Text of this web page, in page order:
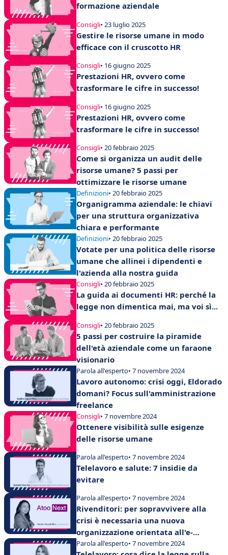
formazione aziendale
Consigli• 23 luglio 2025
Gestire le risorse umane in modo
efficace con il cruscotto HR
Consigli• 16 giugno 2025
Prestazioni HR, ovvero come
trasformare le cifre in successo!
Consigli• 16 giugno 2025
Prestazioni HR, ovvero come
trasformare le cifre in successo!
Consigli• 20 febbraio 2025
Come si organizza un audit delle
risorse umane? 5 passi per
ottimizzare le risorse umane
Definizioni• 20 febbraio 2025
Organigramma aziendale: le chiavi
per una struttura organizzativa
chiara e performante
Definizioni• 20 febbraio 2025
Votate per una politica delle risorse
umane che allinei i dipendenti e
l'azienda alla nostra guida
Consigli• 20 febbraio 2025
La guida ai documenti HR: perché la
legge non dimentica mai, ma voi sì...
Consigli• 20 febbraio 2025
5 passi per costruire la piramide
dell'età aziendale come un faraone
visionario
Parola all'esperto• 7 novembre 2024
Lavoro autonomo: crisi oggi, Eldorado
domani? Focus sull'amministrazione
freelance
Consigli• 7 novembre 2024
Ottenere visibilità sulle esigenze
delle risorse umane
Parola all'esperto• 7 novembre 2024
Telelavoro e salute: 7 insidie da
evitare
Parola all'esperto• 7 novembre 2024
Rivenditori: per sopravvivere alla
crisi è necessaria una nuova
organizzazione orientata all'e-
commerce
Parola all'esperto• 7 novembre 2024